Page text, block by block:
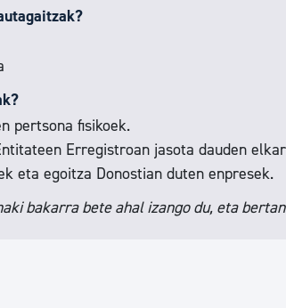
pertsona fisikoek.
Erregistroan jasota dauden
eta egoitza Donostian duten enpresek.
bakarra bete ahal izango du, eta